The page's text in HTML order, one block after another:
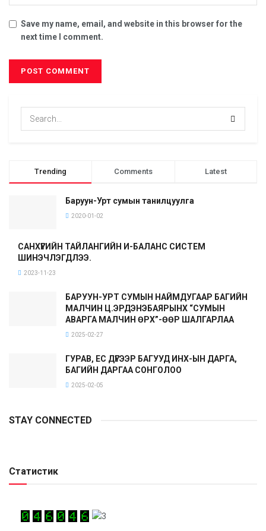
Save my name, email, and website in this browser for the
next time I comment.
Trending Comments Latest
Баруун-Урт сумын танилцуулга
2020-01-02
САНХҮҮГИЙН ТАЙЛАНГИЙН И-БАЛАНС СИСТЕМ
ШИНЭЧЛЭГДЛЭЭ.
2023-11-23
БАРУУН-УРТ СУМЫН НАЙМДУГААР БАГИЙН
МАЛЧИН Ц.ЭРДЭНЭБАЯРЫНХ “СУМЫН
АВАРГА МАЛЧИН ӨРХ”-ӨӨР ШАЛГАРЛАА
2025-02-27
ГУРАВ, ЕС ДҮГЭЭР БАГУУД ИНХ-ЫН ДАРГА,
БАГИЙН ДАРГАА СОНГОЛОО
2025-02-05
STAY CONNECTED
Статистик